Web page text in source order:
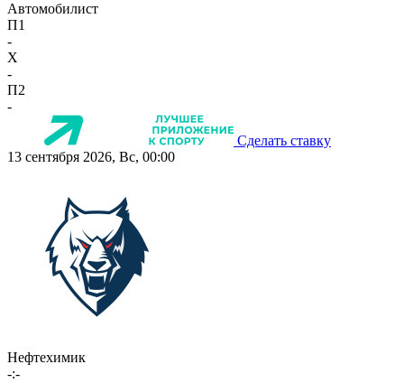
Автомобилист
П1
-
X
-
П2
-
Сделать ставку
13 сентября 2026, Вс, 00:00
Нефтехимик
-:-